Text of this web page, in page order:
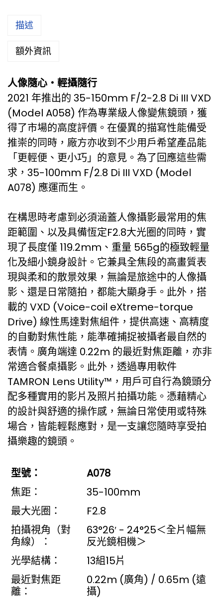
描述
額外資訊
人像隨心・輕攝隨行
2021 年推出的 35-150mm F/2-2.8 Di III VXD
(Model A058) 作為專業級人像變焦鏡頭，獲
得了市場的高度評價。在優異的描寫性能備受
推崇的同時，廠方亦收到不少用戶希望產品能
「更輕便、更小巧」的意見。為了回應這些需
求，35-100mm F/2.8 Di III VXD (Model
A078) 應運而生。
在構思時考慮到必須涵蓋人像攝影最常用的焦
距範圍、以及具備恆定F2.8大光圈的同時，實
現了長度僅 119.2mm、重量 565g的極致輕量
化及細小鏡身設計。它兼具全焦段的高畫質表
現與柔和的散景效果，無論是旅途中的人像攝
影、還是日常隨拍，都能大顯身手。此外，搭
載的 VXD (Voice-coil eXtreme-torque
Drive) 線性馬達對焦組件，提供高速、高精度
的自動對焦性能，能準確捕捉被攝者最自然的
表情。廣角端達 0.22m 的最近對焦距離，亦非
常適合餐桌攝影。此外，透過專用軟件
TAMRON Lens Utility™，用戶可自行為鏡頭分
配多種實用的影片及照片拍攝功能。憑藉精心
的設計與舒適的操作感，無論日常使用或特殊
場合，皆能輕鬆應對，是一支讓您隨時享受拍
攝樂趣的鏡頭。
型號：
A078
焦距：
35-100mm
最大光圈：
F2.8
拍攝視角（對
角線）：
63°26′ - 24°25＜全片幅無
反光鏡相機＞
光學結構：
13組15片
最近對焦距
離：
0.22m (廣角) / 0.65m (遠
攝)